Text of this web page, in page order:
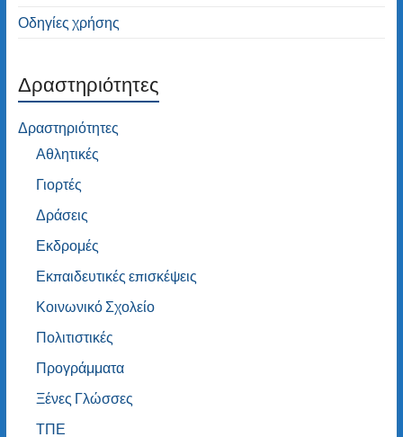
Οδηγίες χρήσης
Δραστηριότητες
Δραστηριότητες
Αθλητικές
Γιορτές
Δράσεις
Εκδρομές
Εκπαιδευτικές επισκέψεις
Κοινωνικό Σχολείο
Πολιτιστικές
Προγράμματα
Ξένες Γλώσσες
ΤΠΕ